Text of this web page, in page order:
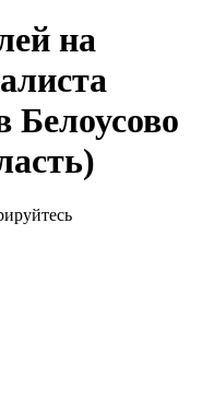
на
Белоусово